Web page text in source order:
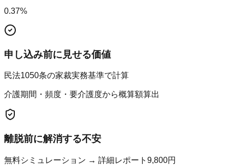
0.37%
申し込み前に見せる価値
民法1050条の家裁実務基準で計算
介護期間・頻度・要介護度から概算額算出
離脱前に解消する不安
無料シミュレーション → 詳細レポート9,800円